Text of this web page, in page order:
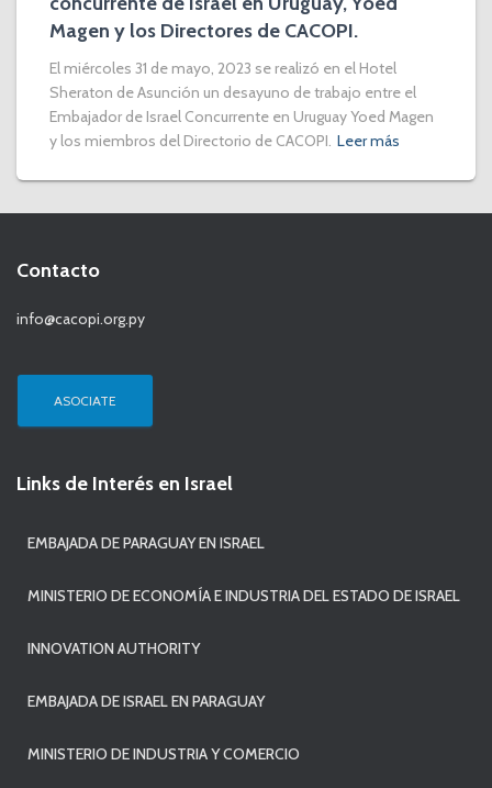
Magen y los Directores de CACOPI.
El miércoles 31 de mayo, 2023 se realizó en el Hotel
Sheraton de Asunción un desayuno de trabajo entre el
Embajador de Israel Concurrente en Uruguay Yoed Magen
y los miembros del Directorio de CACOPI. Leer más
Contacto
info@cacopi.org.py
ASOCIATE
Links de Interés en Israel
EMBAJADA DE PARAGUAY EN ISRAEL
MINISTERIO DE ECONOMÍA E INDUSTRIA DEL ESTADO DE ISRAEL
INNOVATION AUTHORITY
EMBAJADA DE ISRAEL EN PARAGUAY
MINISTERIO DE INDUSTRIA Y COMERCIO